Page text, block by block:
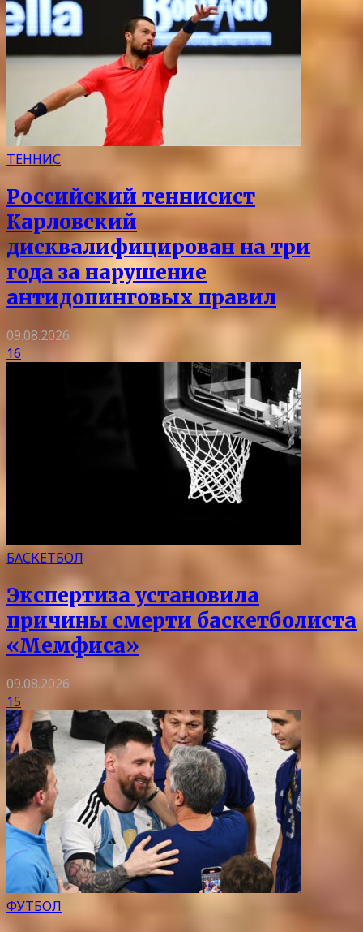
ТЕННИС
Российский теннисист
Карловский
дисквалифицирован на три
года за нарушение
антидопинговых правил
09.08.2026
16
БАСКЕТБОЛ
Экспертиза установила
причины смерти баскетболиста
«Мемфиса»
09.08.2026
15
ФУТБОЛ